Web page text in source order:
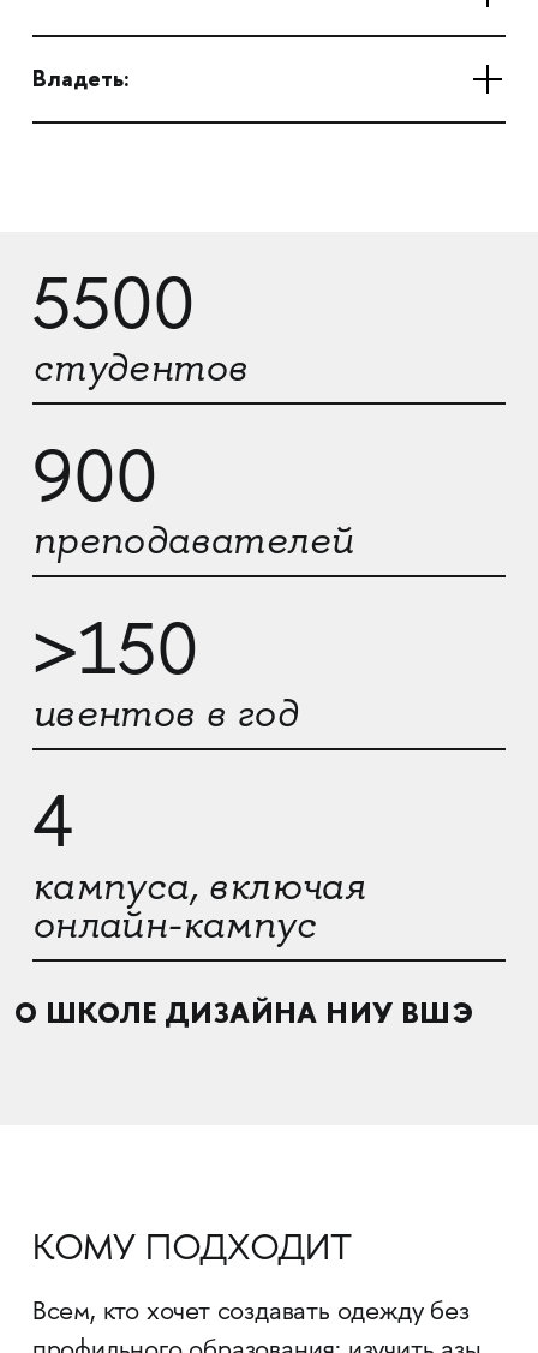
Владеть:
5500
студентов
900
преподавателей
>150
ивентов в год
4
кампуса, включая
онлайн-кампус
О ШКОЛЕ ДИЗАЙНА НИУ ВШЭ
КОМУ ПОДХОДИТ
Всем, кто хочет создавать одежду без